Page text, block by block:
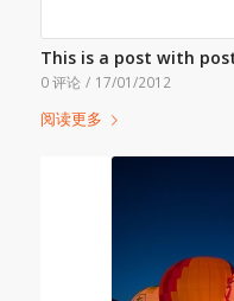
This is a post with
0 评论 / 17/01/2012
阅读更多